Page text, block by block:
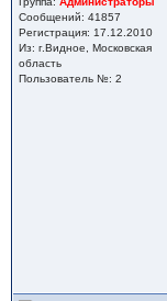
Сообщений: 41857
Регистрация: 17.12.2010
Из: г.Видное, Московская
область
Пользователь №: 2